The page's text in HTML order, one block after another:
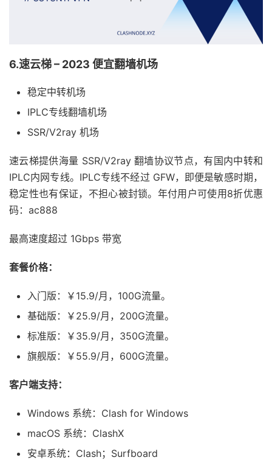
6.速云梯 – 2023 便宜翻墙机场
稳定中转机场
IPLC专线翻墙机场
SSR/V2ray 机场
速云梯提供海量 SSR/V2ray 翻墙协议节点，有国内中转和
IPLC内网专线。IPLC专线不经过 GFW，即便是敏感时期，
稳定性也有保证，不担心被封锁。年付用户可使用8折优惠
码：ac888
最高速度超过 1Gbps 带宽
套餐价格：
入门版：￥15.9/月，100G流量。
基础版：￥25.9/月，200G流量。
标准版：￥35.9/月，350G流量。
旗舰版：￥55.9/月，600G流量。
客户端支持：
Windows 系统：Clash for Windows
macOS 系统：ClashX
安卓系统：Clash；Surfboard